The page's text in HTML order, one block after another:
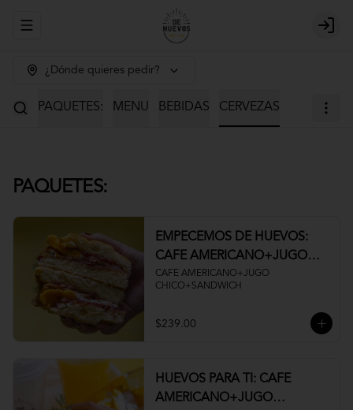
Abrir menu de navegación Login
¿Dónde quieres pedir?
PAQUETES: MENU BEBIDAS CERVEZAS
PAQUETES:
EMPECEMOS DE HUEVOS:
CAFE AMERICANO+JUGO
CHICO+SANDWICH
CAFE AMERICANO+JUGO
CHICO+SANDWICH
$239.00
HUEVOS PARA TI: CAFE
AMERICANO+JUGO